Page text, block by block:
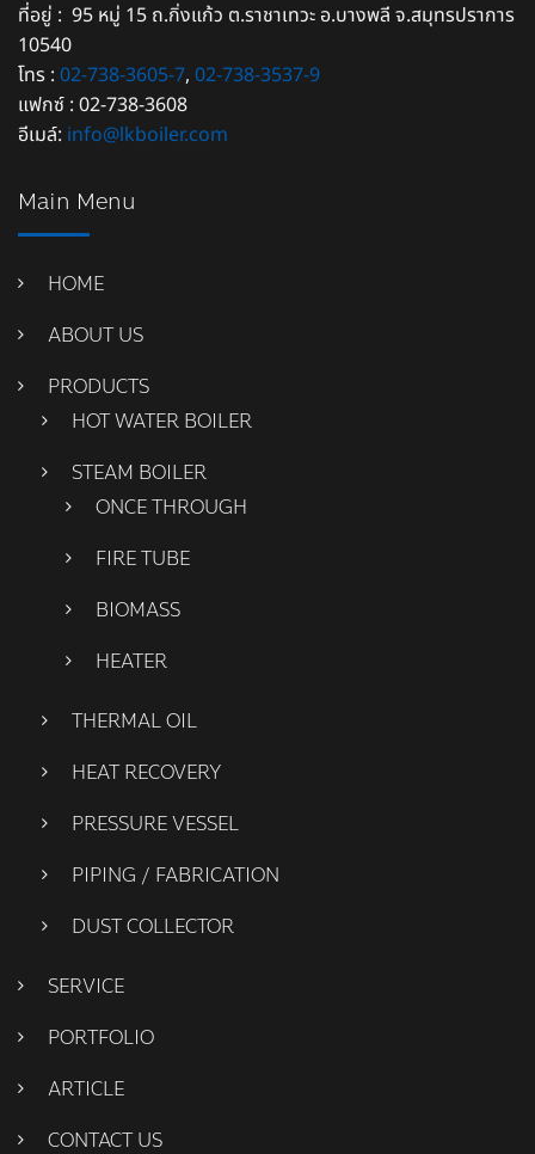
ที่อยู่ : 95 หมู่ 15 ถ.กิ่งแก้ว ต.ราชาเทวะ อ.บางพลี จ.สมุทรปราการ
10540
โทร : 02-738-3605-7, 02-738-3537-9
แฟกซ์ : 02-738-3608
อีเมล์: info@lkboiler.com
Main Menu
HOME
ABOUT US
PRODUCTS
HOT WATER BOILER
STEAM BOILER
ONCE THROUGH
FIRE TUBE
BIOMASS
HEATER
THERMAL OIL
HEAT RECOVERY
PRESSURE VESSEL
PIPING / FABRICATION
DUST COLLECTOR
SERVICE
PORTFOLIO
ARTICLE
CONTACT US